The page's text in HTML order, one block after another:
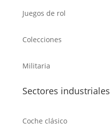
Juegos de rol
Colecciones
Militaria
Sectores industriales
Coche clásico